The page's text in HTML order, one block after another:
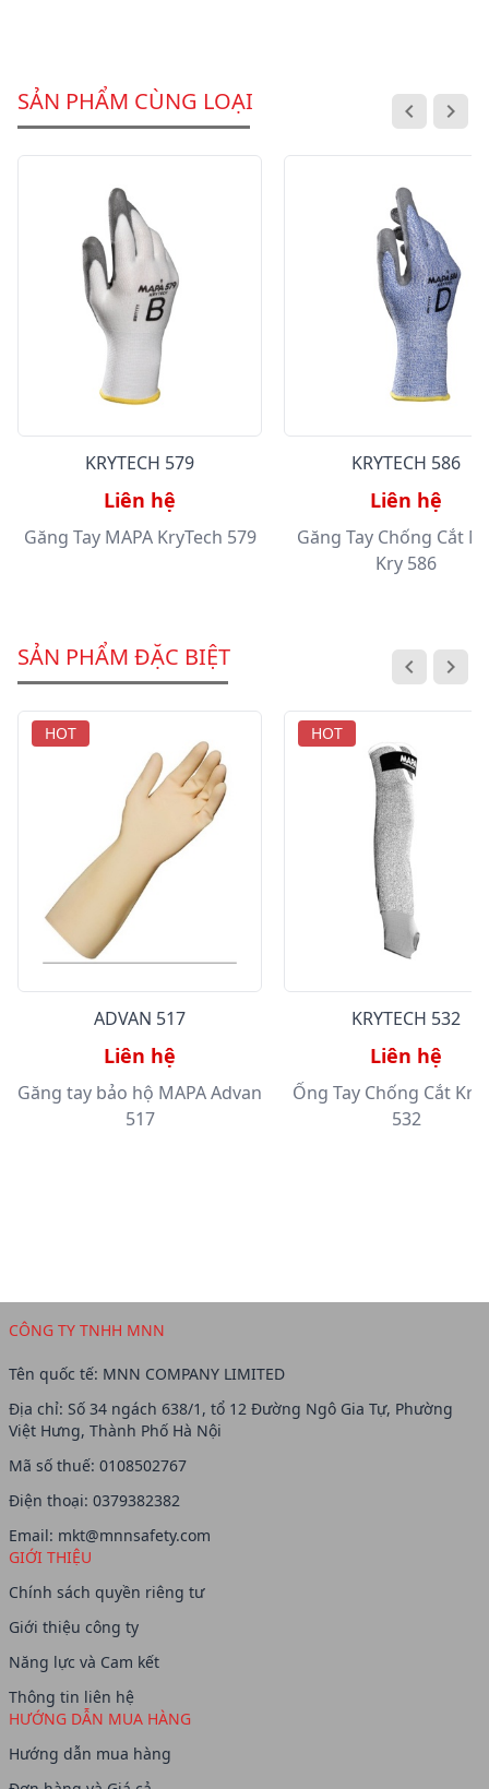
SẢN PHẨM CÙNG LOẠI
KRYTECH 579
Liên hệ
Găng Tay MAPA KryTech 579
KRYTECH 586
Liên hệ
Găng Tay Chống Cắt
Kry 586
SẢN PHẨM ĐẶC BIỆT
HOT
ADVAN 517
Liên hệ
Găng tay bảo hộ MAPA Advan
517
HOT
KRYTECH 532
Liên hệ
Ống Tay Chống Cắt
532
CÔNG TY TNHH MNN
Tên quốc tế: MNN COMPANY LIMITED
Địa chỉ: Số 34 ngách 638/1, tổ 12 Đường Ngô Gia Tự, Phường
Việt Hưng, Thành Phố Hà Nội
Mã số thuế: 0108502767
Điện thoại: 0379382382
Email: mkt@mnnsafety.com
GIỚI THIỆU
Chính sách quyền riêng tư
Giới thiệu công ty
Năng lực và Cam kết
Thông tin liên hệ
HƯỚNG DẪN MUA HÀNG
Hướng dẫn mua hàng